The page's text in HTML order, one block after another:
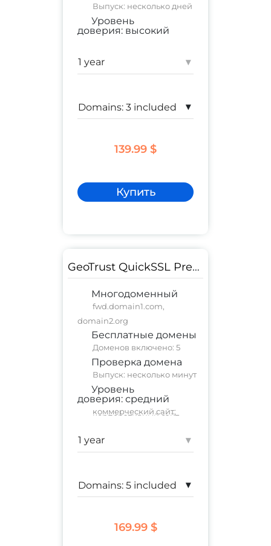
Выпуск: несколько дней
Уровень
доверия: высокий
Гарантия: $ 250,000
▾
▾
139.99 $
Купить
GeoTrust QuickSSL Premium Multi-Domain
Многодоменный
fwd.domain1.com,
domain2.org
Бесплатные домены
Доменов включено: 5
Проверка домена
Выпуск: несколько минут
Уровень
доверия: средний
коммерческий сайт;
корпоративный сайт
▾
▾
169.99 $